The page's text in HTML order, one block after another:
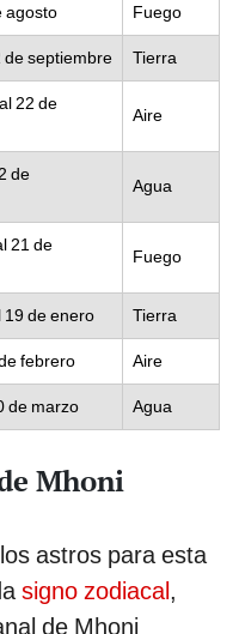
agosto Fuego
de septiembre Tierra
22 de
Aire
de
Agua
21 de
Fuego
19 de enero Tierra
febrero Aire
de marzo Agua
Mhoni
astros para esta
signo zodiacal,
de Mhoni